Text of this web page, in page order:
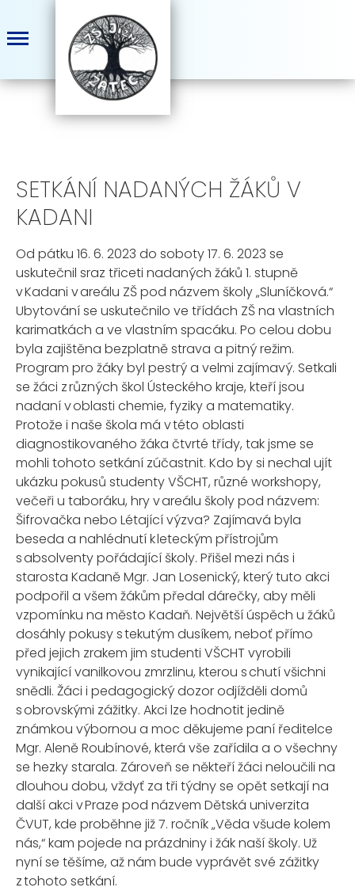
SETKÁNÍ NADANÝCH ŽÁKŮ V
KADANI
Od pátku 16. 6. 2023 do soboty 17. 6. 2023 se
uskutečnil sraz třiceti nadaných žáků 1. stupně
v Kadani v areálu ZŠ pod názvem školy „Sluníčková.“
Ubytování se uskutečnilo ve třídách ZŠna vlastních
karimatkách a ve vlastním spacáku. Po celou dobu
byla zajištěna bezplatně strava a pitný režim.
Program pro žáky byl pestrý a velmi zajímavý. Setkali
se žáci z různých škol Ústeckého kraje, kteří jsou
nadaní v oblasti chemie, fyziky a matematiky.
Protože i naše škola má v této oblasti
diagnostikovaného žáka čtvrté třídy, tak jsme se
mohli tohoto setkání zúčastnit. Kdo by si nechal ujít
ukázku pokusů studenty VŠCHT, různé workshopy,
večeři u taboráku, hry v areálu školy pod názvem:
Šifrovačka nebo Létající výzva? Zajímavá byla
beseda a nahlédnutí k leteckým přístrojům
s absolventy pořádající školy. Přišel mezi nás i
starosta Kadaně Mgr. Jan Losenický, který tuto akci
podpořil a všem žákům předal dárečky, aby měli
vzpomínku na město Kadaň. Největší úspěch u žáků
dosáhlypokusy s tekutým dusíkem, neboť přímo
před jejich zrakem jim studenti VŠCHT vyrobili
vynikající vanilkovou zmrzlinu, kterou s chutí všichni
snědli. Žáci i pedagogický dozor odjížděli domů
sobrovskými zážitky. Akci lze hodnotit jedině
známkou výbornou a moc děkujeme paní ředitelce
Mgr. AleněRoubínové, která vše zařídila a o všechny
se hezky starala. Zároveň se někteřížáci neloučili na
dlouhou dobu, vždyť za tři týdny se opětsetkají na
další akci v Praze pod názvem Dětská univerzita
ČVUT, kde proběhne již 7. ročník „Věda všude kolem
nás,“ kam pojede na prázdninyi žák naší školy. Už
nyní se těšíme, až nám bude vyprávětsvé zážitky
ztohoto setkání.